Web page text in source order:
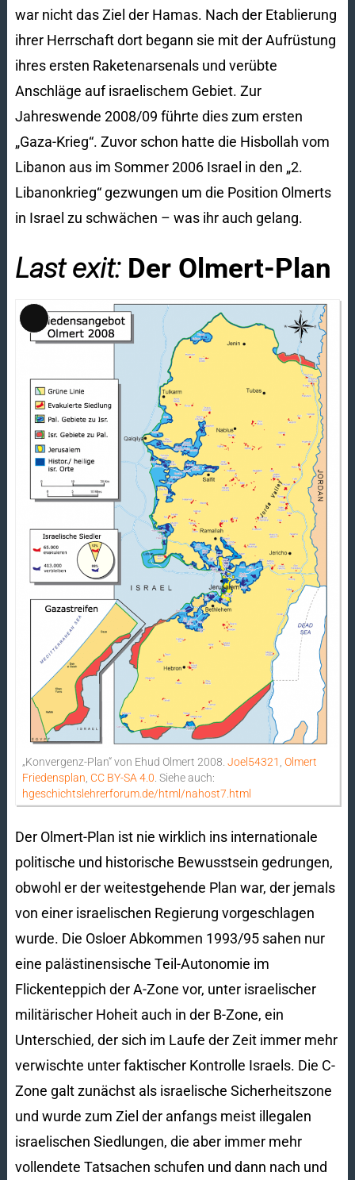
war nicht das Ziel der Hamas. Nach der Etablierung
ihrer Herrschaft dort begann sie mit der Aufrüstung
ihres ersten Raketenarsenals und verübte
Anschläge auf israelischem Gebiet. Zur
Jahreswende 2008/09 führte dies zum ersten
„Gaza-Krieg“. Zuvor schon hatte die Hisbollah vom
Libanon aus im Sommer 2006 Israel in den „2.
Libanonkrieg“ gezwungen um die Position Olmerts
in Israel zu schwächen – was ihr auch gelang.
Last exit:Der Olmert-Plan
Lange
Beschreibung
„Konvergenz-Plan“ von Ehud Olmert 2008. Joel54321 Olmert
Friedensplan CC BY-SA 4.0 . Siehe auch:
hgeschichtslehrerforum.de/html/nahost7.html
Der Olmert-Plan ist nie wirklich ins internationale
politische und historische Bewusstsein gedrungen,
obwohl er der weitestgehende Plan war, der jemals
von einer israelischen Regierung vorgeschlagen
wurde. Die Osloer Abkommen 1993/95 sahen nur
eine palästinensische Teil-Autonomie im
Flickenteppich der A-Zone vor, unter israelischer
militärischer Hoheit auch in der B-Zone, ein
Unterschied, der sich im Laufe der Zeit immer mehr
verwischte unter faktischer Kontrolle Israels. Die C-
Zone galt zunächst als israelische Sicherheitszone
und wurde zum Ziel der anfangs meist illegalen
israelischen Siedlungen, die aber immer mehr
vollendete Tatsachen schufen und dann nach und